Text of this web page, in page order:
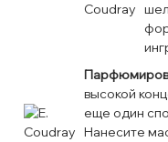
высокой
еще один
Нанесите